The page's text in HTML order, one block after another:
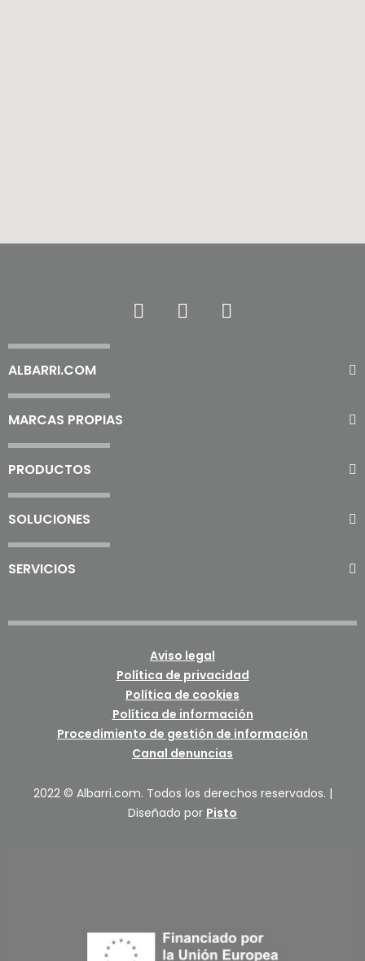
ALBARRI.COM
MARCAS PROPIAS
PRODUCTOS
SOLUCIONES
SERVICIOS
Aviso legal
Política de privacidad
Política de cookies
Política de información
Procedimiento de gestión de información
Canal denuncias
2022 © Albarri.com. Todos los derechos reservados. |
Diseñado por Pisto